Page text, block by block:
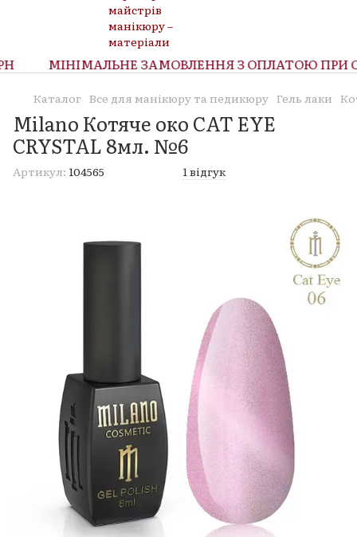
МІНІМАЛЬНЕ ЗАМОВЛЕННЯ З ОПЛАТОЮ ПРИ
Каталог Все для манікюру та педикюру Гель лаки
Milano Котяче око CAT EYE
CRYSTAL 8мл. №6
Артикул: 104565 1 відгук